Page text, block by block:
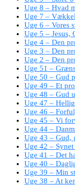
Uge 8 – Hvad
Uge 7 –
Uge 6 – Vores
Uge 5 – Jesus,
Uge 4 – Den
Uge 3 – Den
Uge 2 – Den
Uge 51 –
Uge 50 – Gud
Uge 49 – Et
Uge 48 – Gud
Uge 47 –
Uge 46 –
Uge 45 – Vi
Uge 44 –
Uge 43 – Gud,
Uge 42 –
Uge 41 – Det
Uge 40 –
Uge 39 – Min
Uge 38 – At